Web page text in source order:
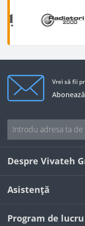
Vrei să fii
Despre Vivateh
Asistență
Program de lucru